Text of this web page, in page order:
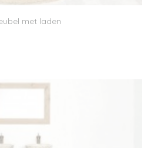
met laden